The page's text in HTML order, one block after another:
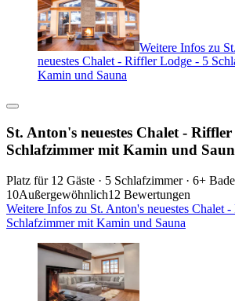
Weitere Infos zu
neuestes Chalet - Riffler Lodge - 5
Kamin und Sauna
St. Anton's neuestes Chalet -
Schlafzimmer mit Kamin und
Platz für 12 Gäste · 5 Schlafzimmer · 6+
10Außergewöhnlich12 Bewertungen
Weitere Infos zu St. Anton's neuestes Chalet
Schlafzimmer mit Kamin und Sauna